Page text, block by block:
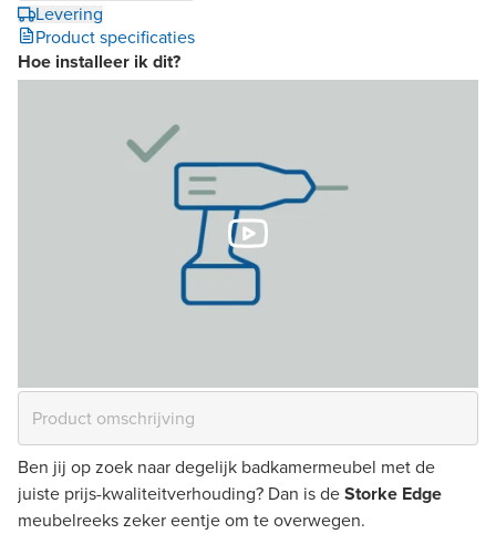
Levering
Product specificaties
Hoe installeer ik dit?
Ben jij op zoek naar degelijk badkamermeubel met de
juiste prijs-kwaliteitverhouding? Dan is deStorke Edge
meubelreeks zeker eentje om te overwegen.